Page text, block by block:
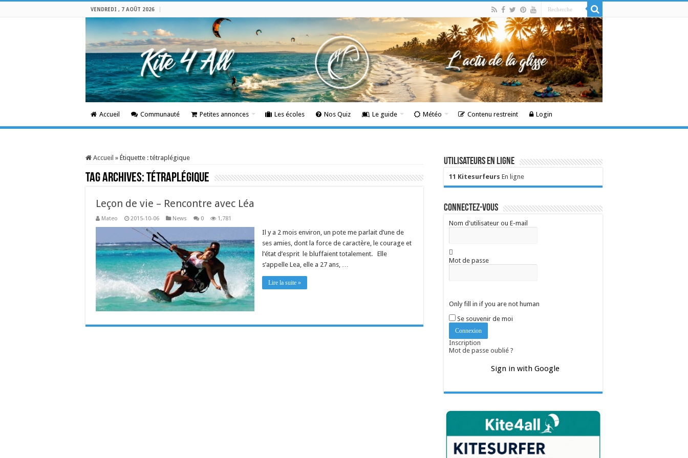
VENDREDI , 7 AOÛT 2026
Accueil Communauté Petites annonces Les écoles Nos Quiz Le guide Météo Contenu restreint Login
Accueil » Étiquette : tétraplégique
Tag Archives:tétraplégique
Leçon de vie – Rencontre avec Léa
Mateo 2015-10-06 News 0 1,781
Il y a 2 mois environ, un pote me parlait d’une de
ses amies, dont la force de caractère, le courage et
l’état d’esprit le bluffaient totalement. Elle
s’appelle Lea, elle a 27 ans, …
Lire la suite »
Utilisateurs en ligne
11 Kitesurfeurs En ligne
Connectez-vous
Nom d'utilisateur ou E-mail
Mot de passe
Only fill in if you are not human
Se souvenir de moi
Inscription
Mot de passe oublié ?
Sign in with Google